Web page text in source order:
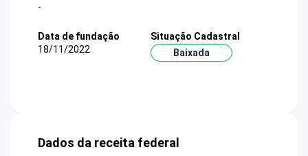
-
Data de fundação
18/11/2022
Situação Cadastral
Baixada
Dados da receita federal